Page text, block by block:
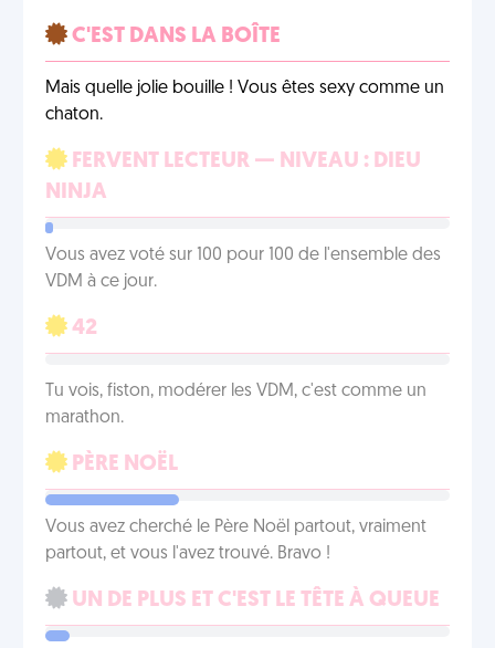
C'EST DANS LA BOÎTE
Mais quelle jolie bouille ! Vous êtes sexy comme un
chaton.
FERVENT LECTEUR — NIVEAU : DIEU
NINJA
Vous avez voté sur 100 pour 100 de l'ensemble des
VDM à ce jour.
42
Tu vois, fiston, modérer les VDM, c'est comme un
marathon.
PÈRE NOËL
Vous avez cherché le Père Noël partout, vraiment
partout, et vous l'avez trouvé. Bravo !
UN DE PLUS ET C'EST LE TÊTE À QUEUE